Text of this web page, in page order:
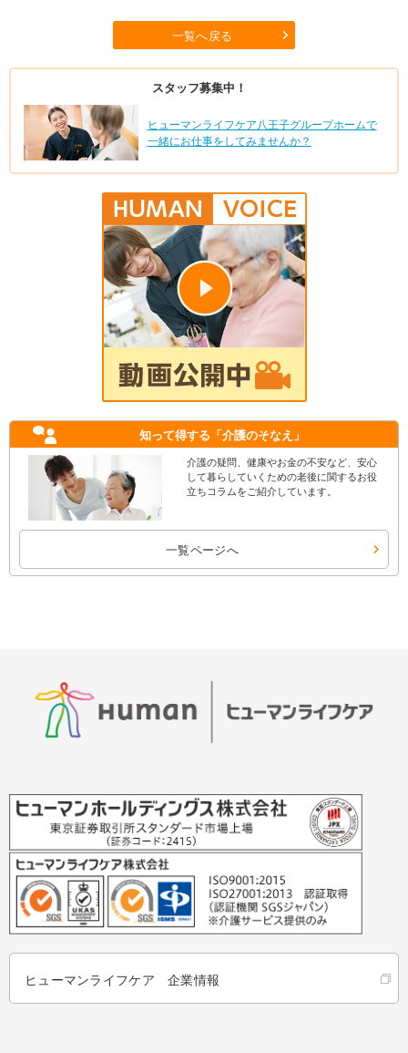
一覧へ戻る
スタッフ募集中！
ヒューマンライフケア八王子グループホームで
一緒にお仕事をしてみませんか？
知って得する 「介護のそなえ」
介護の疑問、健康やお金の不安など、安心
して暮らしていくための老後に関するお役
立ちコラムをご紹介しています。
一覧ページへ
ヒューマンライフケア 企業情報